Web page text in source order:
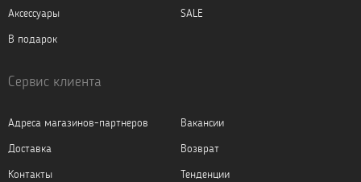
Аксессуары
SALE
В подарок
Сервис клиента
Адреса магазинов-партнеров
Вакансии
Доставка
Возврат
Контакты
Тенденции